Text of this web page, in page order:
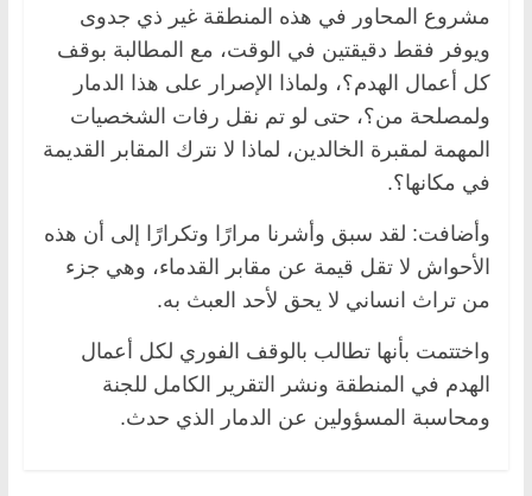
مشروع المحاور في هذه المنطقة غير ذي جدوى
ويوفر فقط دقيقتين في الوقت، مع المطالبة بوقف
كل أعمال الهدم؟، ولماذا الإصرار على هذا الدمار
ولمصلحة من؟، حتى لو تم نقل رفات الشخصيات
المهمة لمقبرة الخالدين، لماذا لا نترك المقابر القديمة
في مكانها؟.
وأضافت: لقد سبق وأشرنا مرارًا وتكرارًا إلى أن هذه
الأحواش لا تقل قيمة عن مقابر القدماء، وهي جزء
من تراث انساني لا يحق لأحد العبث به.
واختتمت بأنها تطالب بالوقف الفوري لكل أعمال
الهدم في المنطقة ونشر التقرير الكامل للجنة
ومحاسبة المسؤولين عن الدمار الذي حدث.